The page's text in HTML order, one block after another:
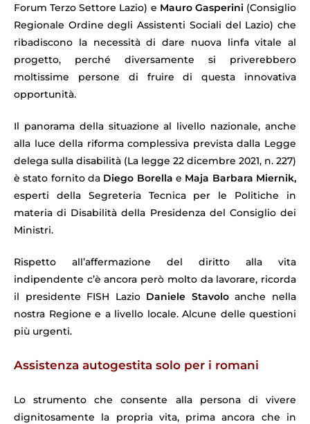
Forum Terzo Settore Lazio) e Mauro Gasperini (Consiglio
Regionale Ordine degli Assistenti Sociali del Lazio) che
ribadiscono la necessità di dare nuova linfa vitale al
progetto, perché diversamente si priverebbero
moltissime persone di fruire di questa innovativa
opportunità.
Il panorama della situazione al livello nazionale, anche
alla luce della riforma complessiva prevista dalla Legge
delega sulla disabilità (La legge 22 dicembre 2021, n. 227)
è stato fornito da Diego Borella e Maja Barbara Miernik,
esperti della Segreteria Tecnica per le Politiche in
materia di Disabilità della Presidenza del Consiglio dei
Ministri.
Rispetto all’affermazione del diritto alla vita
indipendente c’è ancora però molto da lavorare, ricorda
il presidente FISH Lazio Daniele Stavoloanche nella
nostra Regione e a livello locale. Alcune delle questioni
più urgenti.
Assistenza autogestita solo per i romani
Lo strumento che consente alla persona di vivere
dignitosamente la propria vita, prima ancora che in